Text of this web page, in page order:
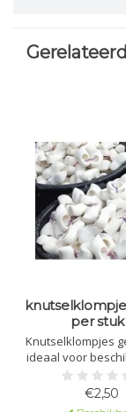
per
Knutselklompjes
ideaal voor
andere
€2,50